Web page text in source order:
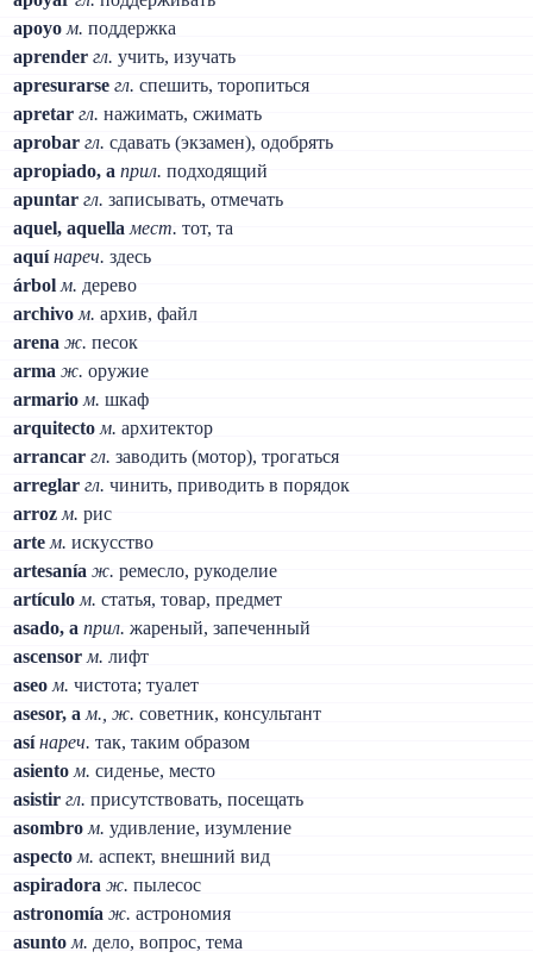
apoyo м. поддержка
aprender гл. учить, изучать
apresurarse гл. спешить, торопиться
apretar гл. нажимать, сжимать
aprobar гл. сдавать (экзамен), одобрять
apropiado, a прил. подходящий
apuntar гл. записывать, отмечать
aquel, aquella мест. тот, та
aquí нареч. здесь
árbol м. дерево
archivo м. архив, файл
arena ж. песок
arma ж. оружие
armario м. шкаф
arquitecto м. архитектор
arrancar гл. заводить (мотор), трогаться
arreglar гл. чинить, приводить в порядок
arroz м. рис
arte м. искусство
artesanía ж. ремесло, рукоделие
artículo м. статья, товар, предмет
asado, a прил. жареный, запеченный
ascensor м. лифт
aseo м. чистота; туалет
asesor, a м., ж. советник, консультант
así нареч. так, таким образом
asiento м. сиденье, место
asistir гл. присутствовать, посещать
asombro м. удивление, изумление
aspecto м. аспект, внешний вид
aspiradora ж. пылесос
astronomía ж. астрономия
asunto м. дело, вопрос, тема